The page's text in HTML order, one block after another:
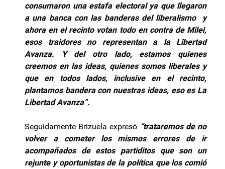
consumaron una estafa electoral ya que llegaron
a una banca con las banderas del liberalismo y
ahora en el recinto votan todo en contra de Milei,
esos traidores no representan a la Libertad
Avanza. Y del otro lado, estamos quienes
creemos en las ideas, quienes somos liberales y
que en todos lados, inclusive en el recinto,
plantamos bandera con nuestras ideas, eso es La
Libertad Avanza”.
Seguidamente Brizuela expresó “trataremos de no
volver a cometer los mismos errores de ir
acompañados de estos partiditos que son un
rejunte y oportunistas de la política que los comió